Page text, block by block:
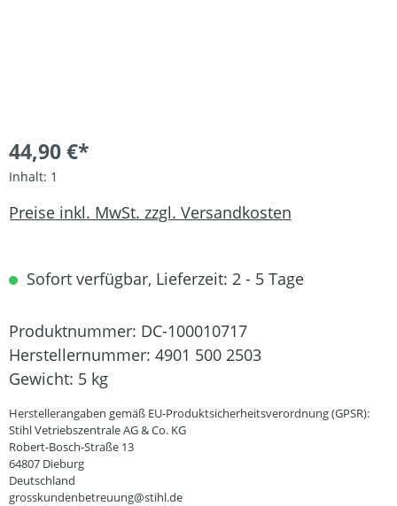
44,90 €*
Inhalt: 1
Preise inkl. MwSt. zzgl. Versandkosten
Sofort verfügbar, Lieferzeit: 2 - 5 Tage
Produktnummer: DC-100010717
Herstellernummer: 4901 500 2503
Gewicht: 5 kg
Herstellerangaben gemäß EU-Produktsicherheitsverordnung (GPSR):
Stihl Vetriebszentrale AG & Co. KG
Robert-Bosch-Straße 13
64807 Dieburg
Deutschland
grosskundenbetreuung@stihl.de